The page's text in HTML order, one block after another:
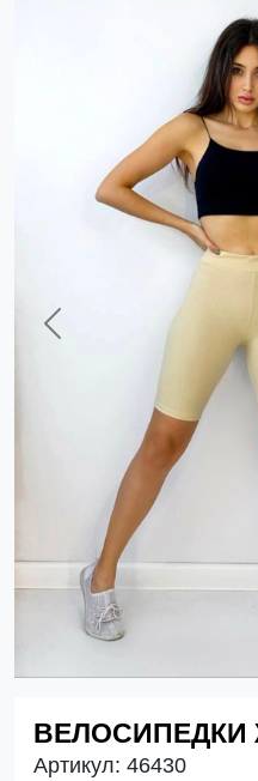
Previous
ВЕЛОСИПЕДКИ
Артикул: 46430